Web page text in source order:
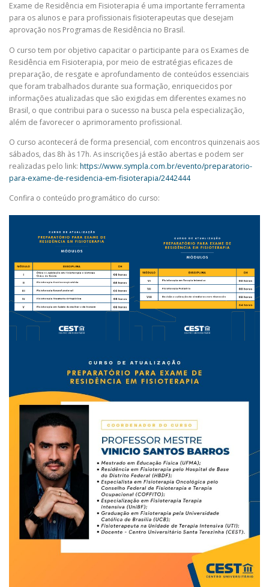
Exame de Residência em Fisioterapia é uma importante ferramenta
para os alunos e para profissionais fisioterapeutas que desejam
aprovação nos Programas de Residência no Brasil.
O curso tem por objetivo capacitar o participante para os Exames de
Residência em Fisioterapia, por meio de estratégias eficazes de
preparação, de resgate e aprofundamento de conteúdos essenciais
que foram trabalhados durante sua formação, enriquecidos por
informações atualizadas que são exigidas em diferentes exames no
Brasil, o que contribui para o sucesso na busca pela especialização,
além de favorecer o aprimoramento profissional.
O curso acontecerá de forma presencial, com encontros quinzenais aos
sábados, das 8h às 17h. As inscrições já estão abertas e podem ser
realizadas pelo link: https://www.sympla.com.br/evento/preparatorio-
para-exame-de-residencia-em-fisioterapia/2442444
Confira o conteúdo programático do curso: